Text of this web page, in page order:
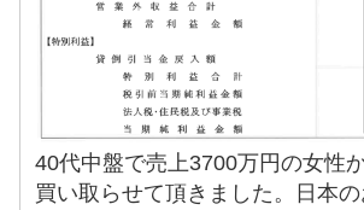
40代中盤で売上3700万円の女性
買い取らせて頂きました。日本